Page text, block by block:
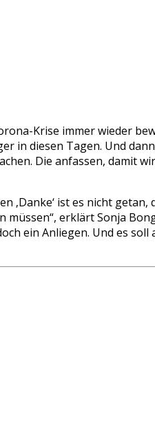
Krise immer wieder
in diesen Tagen. Und
Die anfassen, damit
‚Danke‘ ist es nicht
müssen“, erklärt Sonja
ein Anliegen. Und es